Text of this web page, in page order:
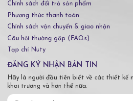
Chính sách đổi trả sản phẩm
Phương thức thanh toán
Chính sách vận chuyển & giao nhận
Câu hỏi thường gặp (FAQs)
Tạp chí Nuty
ĐĂNG KÝ NHẬN BẢN TIN
Hãy là người đầu tiên biết về các thiết kế
khai trương và hơn thế nữa.